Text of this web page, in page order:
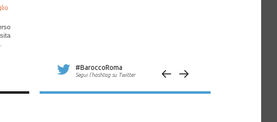
al
#BaroccoRoma
Segui l'hashtag su Twitter